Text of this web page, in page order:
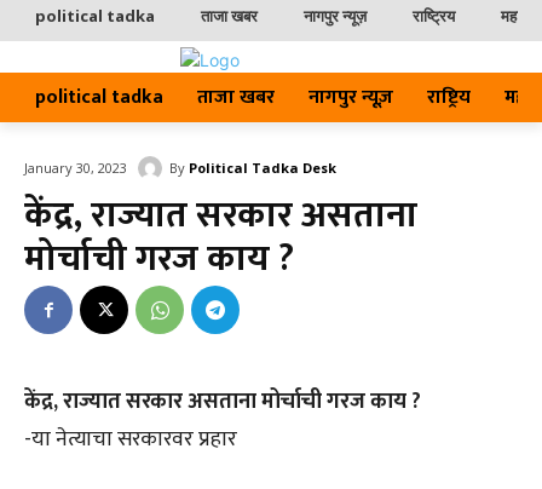
political tadka ताजा खबर नागपुर न्यूज़ राष्ट्रिय
political tadka ताजा खबर नागपुर न्यूज़ राष्ट्रिय
January 30, 2023 By Political Tadka Desk
केंद्र, राज्यात सरकार असताना
मोर्चाची गरज काय ?
केंद्र, राज्यात सरकार असताना मोर्चाची गरज काय ?
-या नेत्याचा सरकारवर प्रहार